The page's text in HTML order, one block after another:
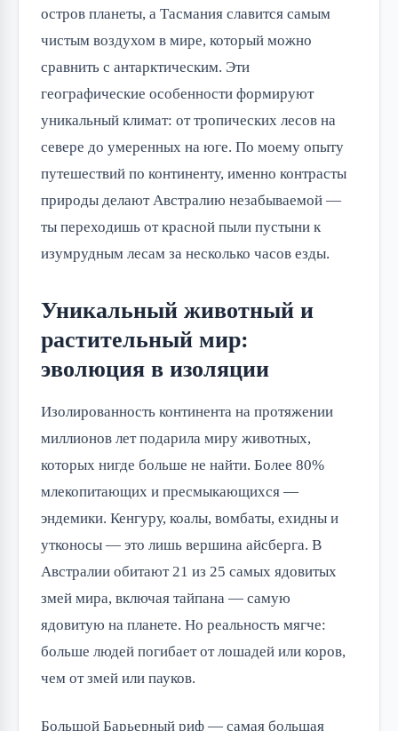
остров планеты, а Тасмания славится самым
чистым воздухом в мире, который можно
сравнить с антарктическим. Эти
географические особенности формируют
уникальный климат: от тропических лесов на
севере до умеренных на юге. По моему опыту
путешествий по континенту, именно контрасты
природы делают Австралию незабываемой —
ты переходишь от красной пыли пустыни к
изумрудным лесам за несколько часов езды.
Уникальный животный и
растительный мир:
эволюция в изоляции
Изолированность континента на протяжении
миллионов лет подарила миру животных,
которых нигде больше не найти. Более 80%
млекопитающих и пресмыкающихся —
эндемики. Кенгуру, коалы, вомбаты, ехидны и
утконосы — это лишь вершина айсберга. В
Австралии обитают 21 из 25 самых ядовитых
змей мира, включая тайпана — самую
ядовитую на планете. Но реальность мягче:
больше людей погибает от лошадей или коров,
чем от змей или пауков.
Большой Барьерный риф — самая большая